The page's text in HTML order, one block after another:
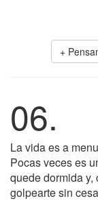
+
06.
La vida es a
Pocas veces es
quede dormida y,
golpearte sin